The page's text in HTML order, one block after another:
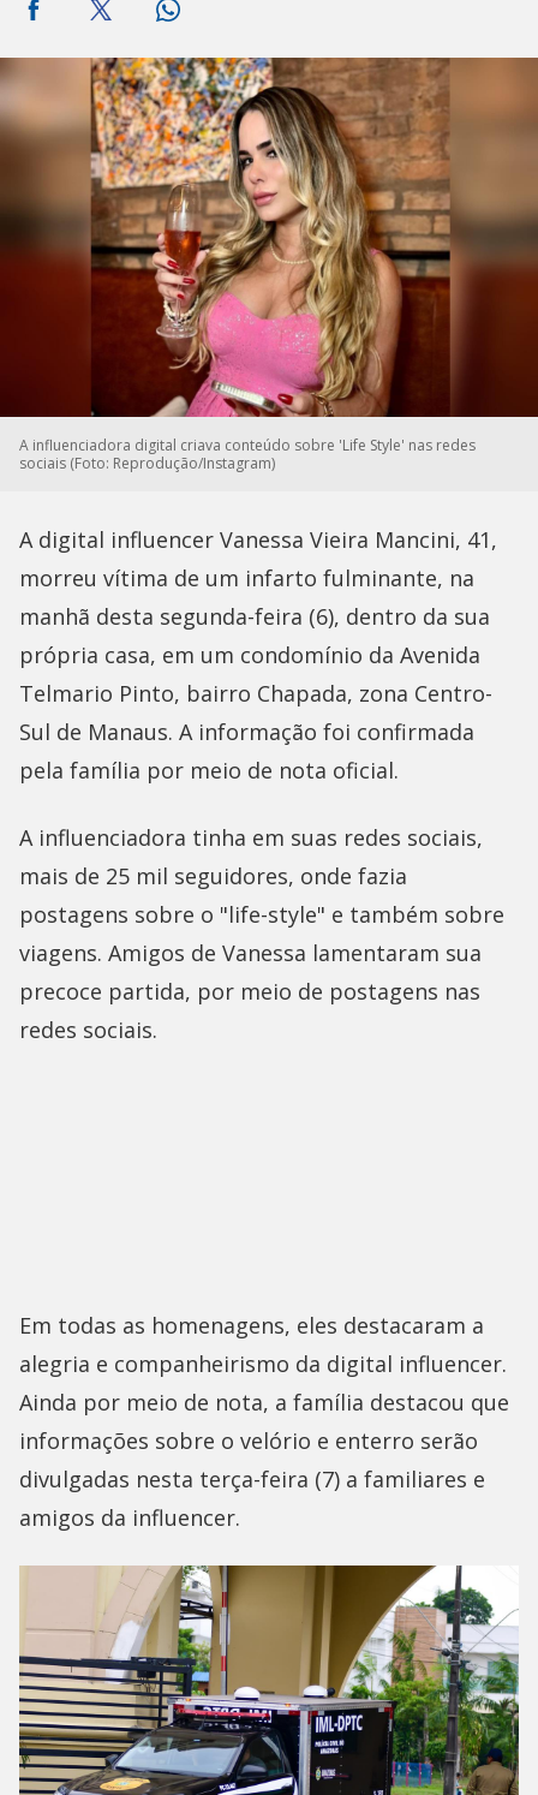
A influenciadora digital criava conteúdo sobre 'Life Style' nas redes
sociais (Foto: Reprodução/Instagram)
A digital influencer Vanessa Vieira Mancini, 41,
morreu vítima de um infarto fulminante, na
manhã desta segunda-feira (6), dentro da sua
própria casa, em um condomínio da Avenida
Telmario Pinto, bairro Chapada, zona Centro-
Sul de Manaus. A informação foi confirmada
pela família por meio de nota oficial.
A influenciadora tinha em suas redes sociais,
mais de 25 mil seguidores, onde fazia
postagens sobre o "life-style" e também sobre
viagens. Amigos de Vanessa lamentaram sua
precoce partida, por meio de postagens nas
redes sociais.
Em todas as homenagens, eles destacaram a
alegria e companheirismo da digital influencer.
Ainda por meio de nota, a família destacou que
informações sobre o velório e enterro serão
divulgadas nesta terça-feira (7) a familiares e
amigos da influencer.